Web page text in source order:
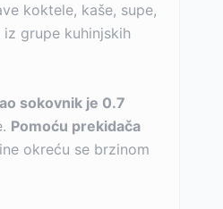
koktele, kaše, supe,
grupe kuhinjskih
sokovnik je 0.7
Pomoću prekidača
okreću se brzinom